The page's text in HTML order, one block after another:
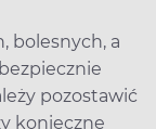
bolesnych, a
pozostawić
konieczne